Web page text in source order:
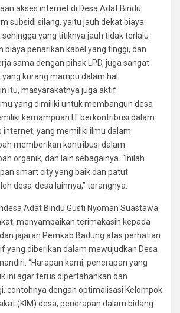
akses internet di Desa Adat Bindu
subsidi silang, yaitu jauh dekat biaya
yang titiknya jauh tidak terlalu
biaya penarikan kabel yang tinggi, dan
sama dengan pihak LPD, juga sangat
kurang mampu dalam hal
itu, masyarakatnya juga aktif
yang dimiliki untuk membangun desa
kemampuan IT berkontribusi dalam
internet, yang memiliki ilmu dalam
memberikan kontribusi dalam
organik, dan lain sebagainya. “Inilah
smart city yang baik dan patut
desa-desa lainnya,” terangnya.
Adat Bindu Gusti Nyoman Suastawa
menyampaikan terimakasih kepada
jajaran Pemkab Badung atas perhatian
yang diberikan dalam mewujudkan Desa
“Harapan kami, penerapan yang
ini agar terus dipertahankan dan
contohnya dengan optimalisasi Kelompok
(KIM) desa, penerapan dalam bidang